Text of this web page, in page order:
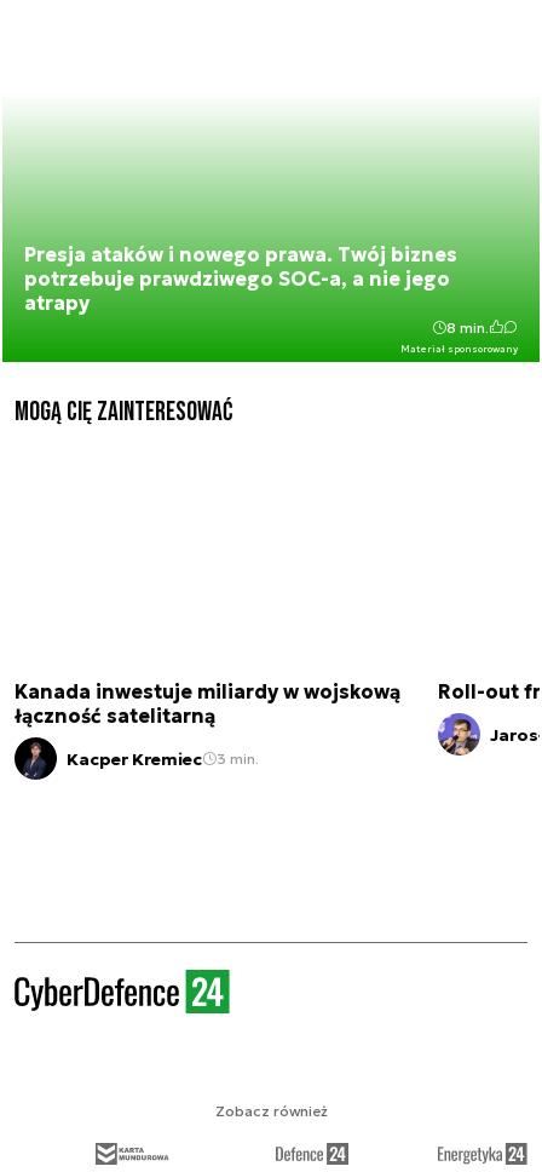
Presja ataków i nowego prawa. Twój biznes
potrzebuje prawdziwego SOC-a, a nie jego
atrapy
Materiał sponsorowany
8 min.
Mogą Cię zainteresować
Kanada inwestuje miliardy w wojskową
łączność satelitarną
Kacper Kremiec 3 min.
Roll-out
Zobacz również